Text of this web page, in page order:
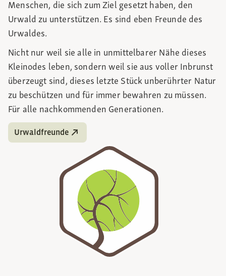
Menschen, die sich zum Ziel gesetzt haben, den
Urwald zu unterstützen. Es sind eben Freunde des
Urwaldes.
Nicht nur weil sie alle in unmittelbarer Nähe dieses
Kleinodes leben, sondern weil sie aus voller Inbrunst
überzeugt sind, dieses letzte Stück unberührter Natur
zu beschützen und für immer bewahren zu müssen.
Für alle nachkommenden Generationen.
Urwaldfreunde